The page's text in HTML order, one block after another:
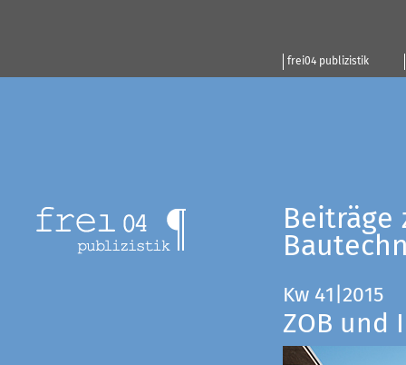
frei04 publizistik
Beiträge
Kw 41|2015
ZOB und